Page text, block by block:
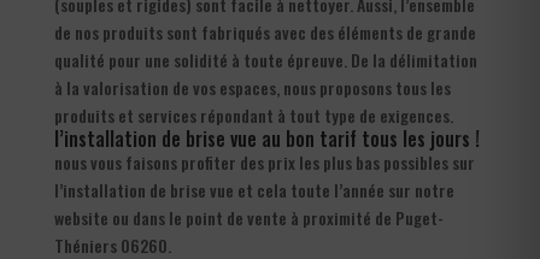
de nos produits sont fabriqués avec des éléments de grande
qualité pour une solidité à toute épreuve. De la délimitation
à la valorisation de vos espaces, nous proposons tous les
produits et services répondant à tout type de exigences.
l’installation de brise vue au bon tarif tous les jours !
nous vous faisons profiter des prix les plus bas possibles sur
l’installation de brise vue et cela toute l’année sur notre
website ou dans le point de vente à proximité de Puget-
Théniers 06260.